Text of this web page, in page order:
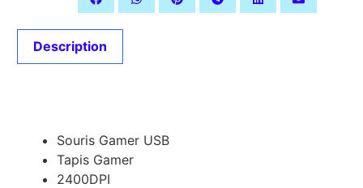
Description
Souris Gamer USB
Tapis Gamer
2400DPI